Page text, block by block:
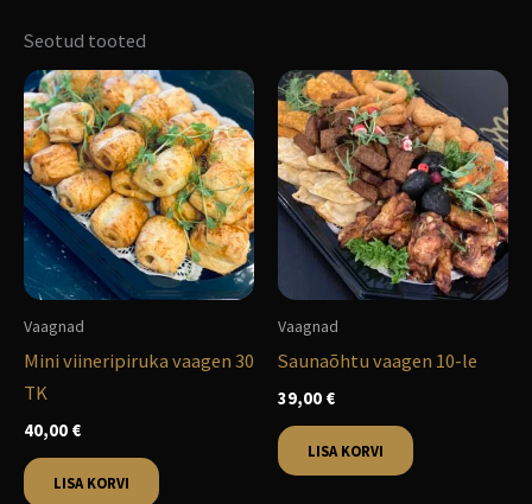
Seotud tooted
Vaagnad
Mini viineripiruka vaagen 30
TK
40,00 €
LISA KORVI
Vaagnad
Saunaõhtu vaagen 10-le
39,00 €
LISA KORVI